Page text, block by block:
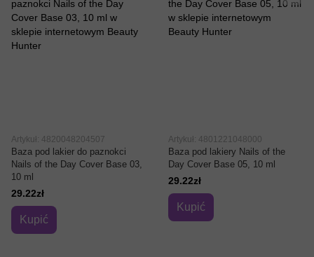
Artykuł: 4820048204507
Baza pod lakier do paznokci
Nails of the Day Cover Base 03,
10 ml
29.22zł
Kupić
Artykuł: 4801221048000
Baza pod lakiery Nails of the
Day Cover Base 05, 10 ml
29.22zł
Kupić